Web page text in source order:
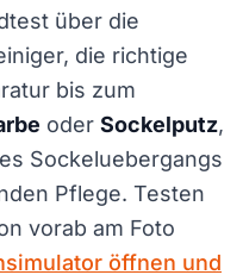
über die
die richtige
bis zum
oder Sockelputz,
Sockeluebergangs
Pflege. Testen
vorab am Foto
öffnen und